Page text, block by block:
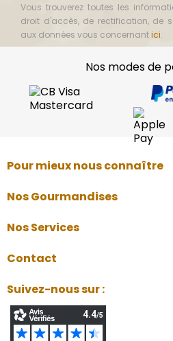
Vous trouverez toutes les
droit d'accès, de rectification, de
aux données vous concernantici.
Nos modes de
Pour mieux nous connaître
Nos Gourmandises
Nos Services
Contact
Suivez-nous sur :